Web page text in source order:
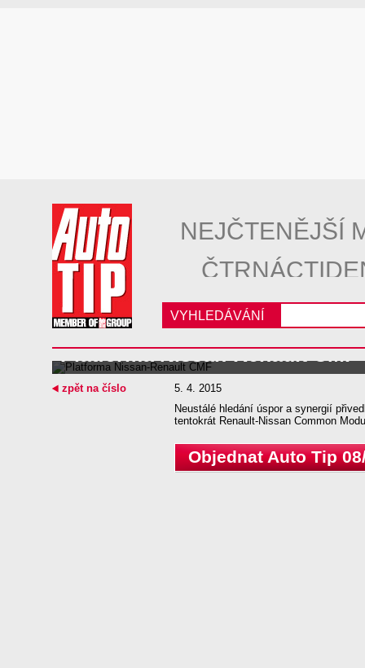
NEJČTENĚJŠÍ
VYHLEDÁVÁNÍ
Platforma Nissan-Renault CMF
5. 4. 2015
Neustálé hledání úspor a synergií
tentokrát Renault-Nissan Common
Objednat Auto Tip
zpět na číslo